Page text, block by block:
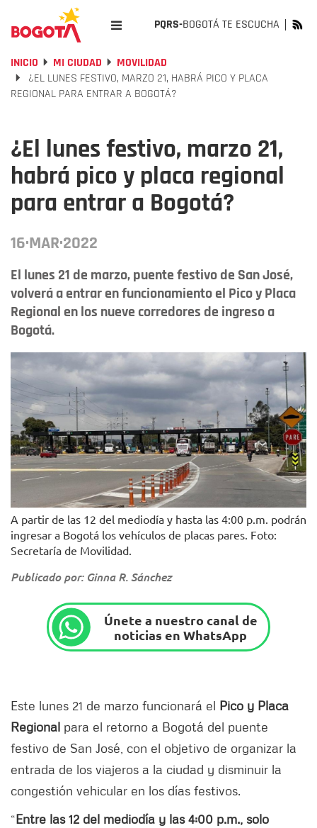
PQRS-BOGOTÁ TE ESCUCHA
INICIO MI CIUDAD
MOVILIDAD
¿EL LUNES FESTIVO, MARZO 21, HABRÁ PICO Y PLACA
REGIONAL PARA ENTRAR A BOGOTÁ?
¿El lunes festivo, marzo 21,
habrá pico y placa regional
para entrar a Bogotá?
16·MAR·2022
El lunes 21 de marzo, puente festivo de San José,
volverá a entrar en funcionamiento el Pico y Placa
Regional en los nueve corredores de ingreso a
Bogotá.
A partir de las 12 del mediodía y hasta las 4:00 p.m. podrán
ingresar a Bogotá los vehículos de placas pares. Foto:
Secretaría de Movilidad.
Publicado por: Ginna R. Sánchez
Únete a nuestro canal de
noticias en WhatsApp
Este lunes 21 de marzo funcionará el Pico y Placa
Regional para el retorno a Bogotá del puente
festivo de San José, con el objetivo de organizar la
entrada de los viajeros a la ciudad y disminuir la
congestión vehicular en los días festivos.
“Entre las 12 del mediodía y las 4:00 p.m., solo